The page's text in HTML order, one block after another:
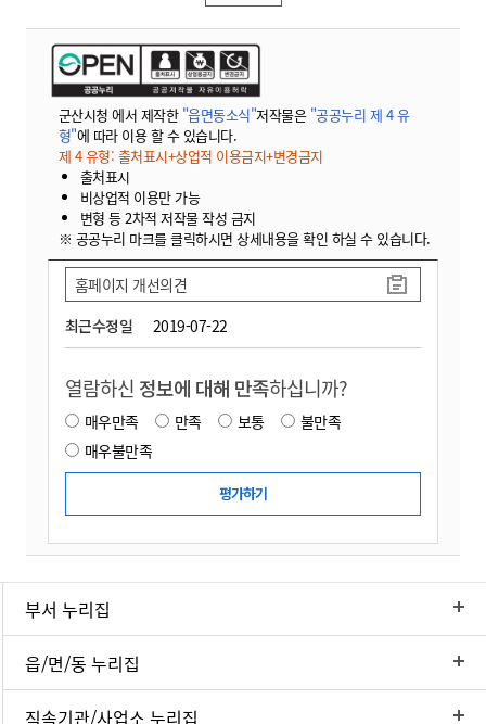
군산시청 에서 제작한 "읍면동소식"저작물은 "공공누리 제 4 유
형"에 따라 이용 할 수 있습니다.
제 4 유형: 출처표시+상업적 이용금지+변경금지
출처표시
비상업적 이용만 가능
변형 등 2차적 저작물 작성 금지
※ 공공누리 마크를 클릭하시면 상세내용을 확인 하실 수 있습니다.
최근수정일 2019-07-22
홈페이지 개선의견
열람하신 정보에 대해 만족하십니까?
매우만족 만족 보통
불만족
매우불만족
부서 누리집
읍/면/동 누리집
직속기관/사업소 누리집